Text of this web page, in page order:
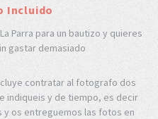
Incluido
Parra para un bautizo y quieres
gastar demasiado
contratar al fotografo dos
indiqueis y de tiempo, es decir
os entreguemos las fotos en